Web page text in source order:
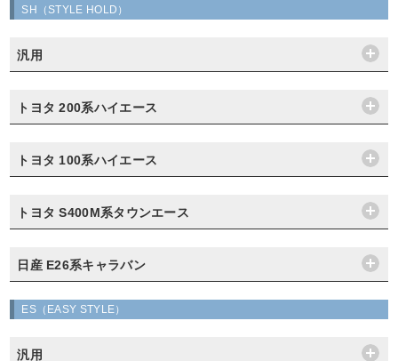
SH（STYLE HOLD）
汎用
トヨタ 200系ハイエース
トヨタ 100系ハイエース
トヨタ S400M系タウンエース
日産 E26系キャラバン
ES（EASY STYLE）
汎用